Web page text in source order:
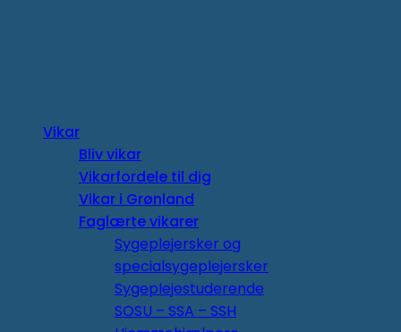
Vikar
Bliv vikar
Vikarfordele til dig
Vikar i Grønland
Faglærte vikarer
Sygeplejersker og
specialsygeplejersker
Sygeplejestuderende
SOSU – SSA – SSH